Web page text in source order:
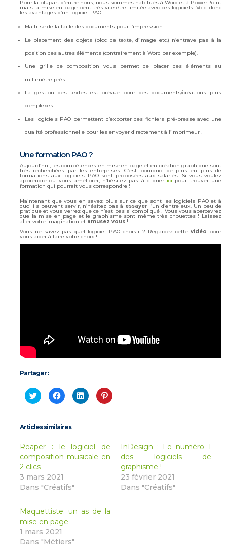
Pour la plupart d’entre nous, nous sommes habitués à Word et à PowerPoint
mais la mise en page peut très vite être limitée avec ces logiciels. Voici donc
les avantages d’un logiciel PAO :
Maitrise de la taille des documents pour l’impression
Le placement des objets (bloc de texte, d’image etc.) n’entrave pas à la
position des autres éléments (contrairement à Word par exemple).
Une grille de composition vous permet de placer des éléments au
millimètre près.
La gestion des textes est prévue pour des documents/créations plus
complexes.
Les logiciels PAO permettent d’exporter des fichiers pré-presse avec une
qualité professionnelle pour les envoyer directement à l’imprimeur !
Une formation PAO ?
Aujourd’hui, les compétences en mise en page et en création graphique sont
très recherchées par les entreprises. C’est pourquoi de plus en plus de
formations aux logiciels PAO sont proposées aux salariés. Si vous voulez
apprendre ou vous améliorer, n’hésitez pas à cliquer ici pour trouver une
formation qui pourrait vous correspondre !
Maintenant que vous en savez plus sur ce que sont les logiciels PAO et à
quoi ils peuvent servir, n’hésitez pas à essayer l’un d’entre eux. Un peu de
pratique et vous verrez que ce n’est pas si compliqué ! Vous vous apercevrez
que la mise en page et le graphisme sont même très chouettes ! Laissez
aller votre imagination et amusez vous !
Vous ne savez pas quel logiciel PAO choisir ? Regardez cette vidéo pour
vous aider à faire votre choix !
Partager :
Cliquez
pour
partager
Twitter(ouvre
dans
une
fenêtre)
Cliquez
pour
partager
Facebook(ouvre
dans
une
fenêtre)
Cliquez
pour
partager
fenêtre)
Cliquez
pour
fenêtre)
Articles similaires
Reaper : le logiciel de
composition musicale en
2 clics
3 mars 2021
Dans "Créatifs"
InDesign : Le numéro 1
des logiciels de
graphisme !
23 février 2021
Dans "Créatifs"
Maquettiste: un as de la
mise en page
1 mars 2021
Dans "Métiers"